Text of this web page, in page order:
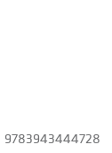
9783943444728